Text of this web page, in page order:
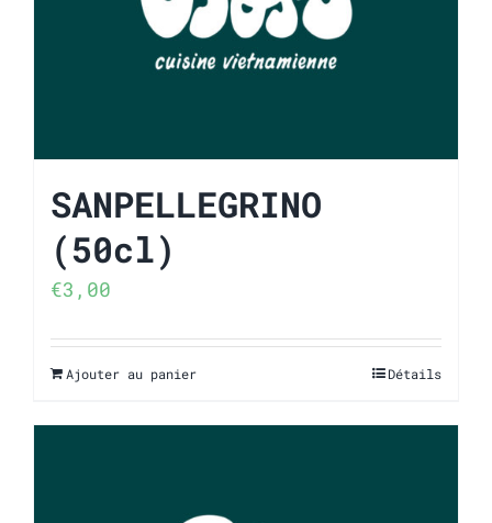
SANPELLEGRINO
(50cl)
€3,00
Ajouter au panier Détails